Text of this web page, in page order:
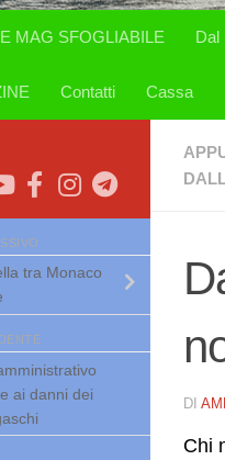
MAG SFOGLIABILE Dal
Contatti Cassa
DI
Chi
tra Monaco
ai danni dei